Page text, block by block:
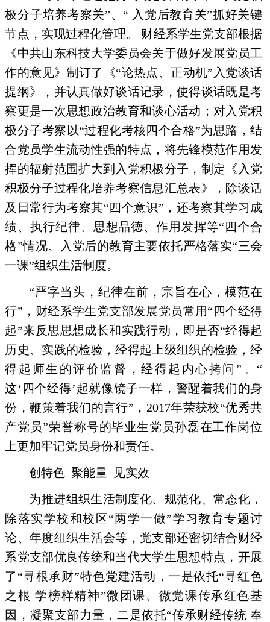
极分子培养考察关”、“ 入党后教育关”抓好关键
节点，实现过程化管理。 财经系学生党支部根据
《中共山东科技大学委员会关于做好发展党员工
作的意见》制订了《“论热点、正动机”入党谈话
提纲》，并认真做好谈话记录，使得谈话既是考
察更是一次思想政治教育和谈心活动；对入党积
极分子考察以“过程化考核四个合格”为思路，结
合党员学生流动性强的特点，将先锋模范作用发
挥的辐射范围扩大到入党积极分子，制定《入党
积极分子过程化培养考察信息汇总表》，除谈话
及日常行为考察其“四个意识”，还考察其学习成
绩、执行纪律、思想品德、作用发挥等“四个合
格”情况。入党后的教育主要依托严格落实“三会
一课”组织生活制度。
“严字当头，纪律在前，宗旨在心，模范在
行”，财经系学生党支部发展党员常用“四个经得
起”来反思思想成长和实践行动，即是否“经得起
历史、实践的检验，经得起上级组织的检验，经
得起师生的评价监督，经得起内心拷问”。“
这‘四个经得’起就像镜子一样，警醒着我们的身
份，鞭策着我们的言行”， 2017年荣获校“优秀共
产党员”荣誉称号的毕业生党员孙磊在工作岗位
上更加牢记党员身份和责任。
创特色 聚能量
见实效
为推进组织生活制度化、规范化、常态化，
除落实学校和校区“两学一做”学习教育专题讨
论、年度组织生活会等，党支部还密切结合财经
系党支部优良传统和当代大学生思想特点，开展
了“寻根承财”特色党建活动，一是依托“寻红色
之根 学榜样精神”微团课、微党课传承红色基
因，凝聚支部力量，二是依托“传承财经传统 奉